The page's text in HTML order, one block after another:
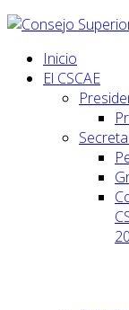
Inicio
El CSCAE